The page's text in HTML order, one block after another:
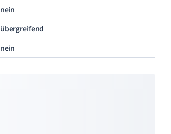
nein
übergreifend
nein